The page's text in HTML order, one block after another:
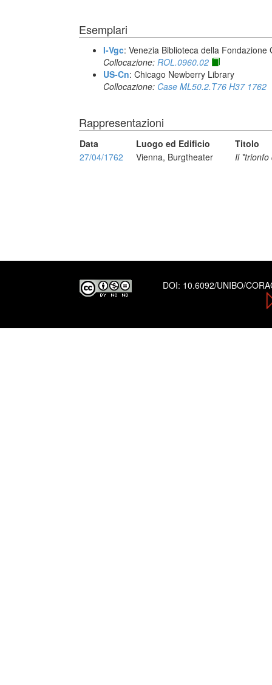
Esemplari
I-Vgc: Venezia Biblioteca della Fondazione
Collocazione: ROL.0960.02
US-Cn: Chicago Newberry Library
Collocazione: Case ML50.2.T76 H37 1762
Rappresentazioni
Data Luogo ed Edificio
Titolo
27/04/1762
Vienna, Burgtheater Il *trionfo
DOI: 10.6092/UNIBO/